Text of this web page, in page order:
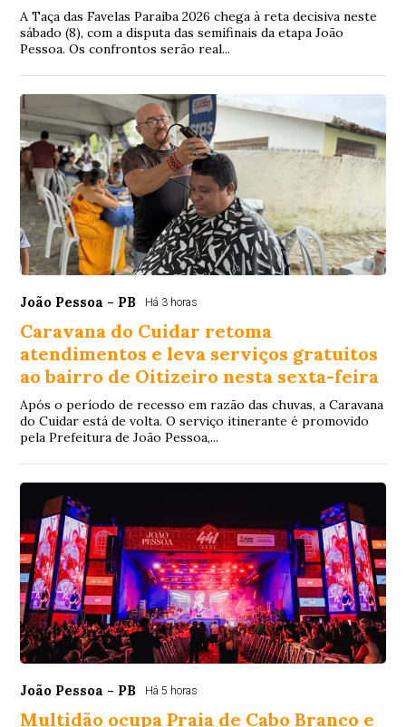
A Taça das Favelas Paraíba 2026 chega à reta decisiva neste
sábado (8), com a disputa das semifinais da etapa João
Pessoa. Os confrontos serão real...
João Pessoa - PB Há 3 horas
Caravana do Cuidar retoma
atendimentos e leva serviços gratuitos
ao bairro de Oitizeiro nesta sexta-feira
Após o período de recesso em razão das chuvas, a Caravana
do Cuidar está de volta. O serviço itinerante é promovido
pela Prefeitura de João Pessoa,...
João Pessoa - PB Há 5 horas
Multidão ocupa Praia de Cabo Branco e